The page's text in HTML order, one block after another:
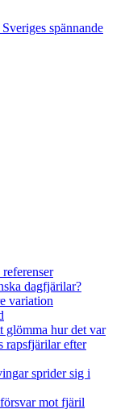
dagfjärilar?
variation
glömma hur det var
rapsfjärilar efter
sprider sig i
mot fjäril